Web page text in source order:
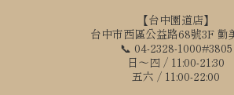
【台中園道店】
台中市西區公益路68號3F 勤
📞 04-2328-1000#3805
日～四 / 11:00-21:30
五六 / 11:00-22:00